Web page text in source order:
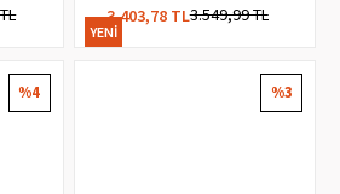
3.403,78 TL3.549,99 TL
YENI
%4 %3